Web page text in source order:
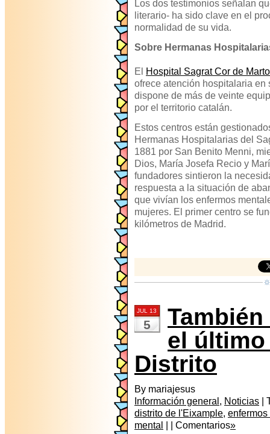
Los dos testimonios señalan
literario- ha sido clave en el
normalidad de su vida.
Sobre Hermanas
El
Hospital Sagrat Cor de
ofrece atención hospitalaria
dispone de más de veinte
por el territorio catalán.
Estos centros están
Hermanas Hospitalarias del
1881 por San Benito Menni,
Dios, María Josefa Recio y
fundadores sintieron la
respuesta a la situación de
que vivían los enfermos
mujeres. El primer centro se
kilómetros de Madrid.
JUL 13
5
el
Distrito
By mariajesus
Información general , Noticias |
distrito de l'Eixample,
mental
| | Comentarios»